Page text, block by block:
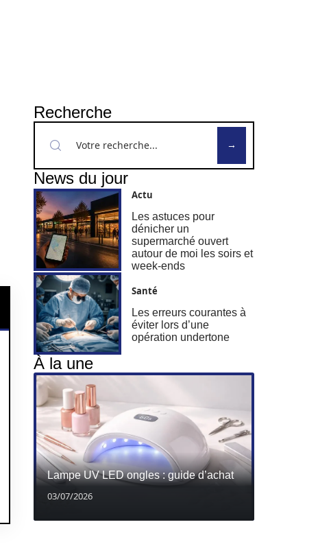
Recherche
News du jour
Actu
Les astuces pour
dénicher un
supermarché ouvert
autour de moi les soirs et
week-ends
Santé
Les erreurs courantes à
éviter lors d’une
opération undertone
À la une
Lampe UV LED ongles : guide d’achat
03/07/2026